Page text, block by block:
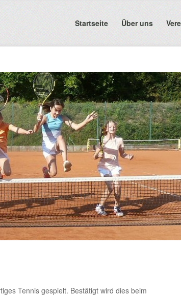
Startseite Über uns
Tennis gespielt. Bestätigt wird dies beim